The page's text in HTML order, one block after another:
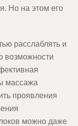
Но на этом его
расслаблять и
возможности
массажа
проявления
можно даже